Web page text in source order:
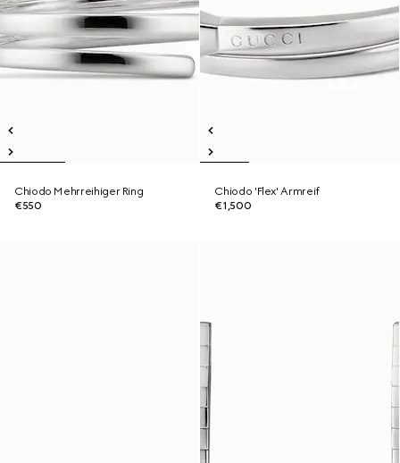
Chiodo Mehrreihiger Ring
€550
Chiodo 'Flex' Armreif
€1,500